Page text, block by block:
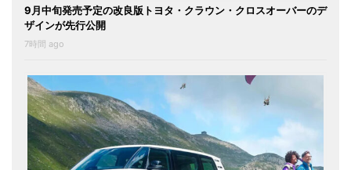
9月中旬発売予定の改良版トヨタ・クラウン・クロスオーバーのデ
ザインが先行公開
7時間 ago